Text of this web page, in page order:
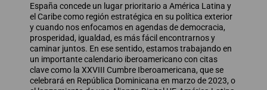
España concede un lugar prioritario a América Latina y
el Caribe como región estratégica en su política exterior
y cuando nos enfocamos en agendas de democracia,
prosperidad, igualdad, es más fácil encontrarnos y
caminar juntos. En ese sentido, estamos trabajando en
un importante calendario iberoamericano con citas
clave como la XXVIII Cumbre Iberoamericana, que se
celebrará en República Dominicana en marzo de 2023, o